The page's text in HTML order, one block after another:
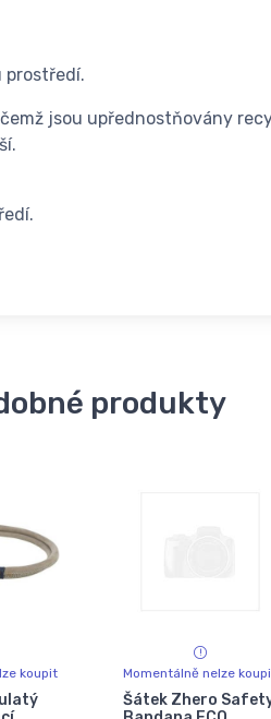
prostředí.
jsou upřednostňovány
produkty
koupit Momentálně nelze
Šátek Zhero